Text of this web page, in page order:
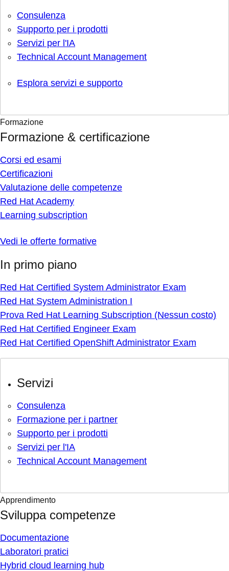
Consulenza
Supporto per i prodotti
Servizi per l'IA
Technical Account Management
Esplora servizi e supporto
Formazione
Formazione & certificazione
Corsi ed esami
Certificazioni
Valutazione delle competenze
Red Hat Academy
Learning subscription
Vedi le offerte formative
In primo piano
Red Hat Certified System Administrator Exam
Red Hat System Administration I
Prova Red Hat Learning Subscription (Nessun costo)
Red Hat Certified Engineer Exam
Red Hat Certified OpenShift Administrator Exam
Servizi
Consulenza
Formazione per i partner
Supporto per i prodotti
Servizi per l'IA
Technical Account Management
Apprendimento
Sviluppa competenze
Documentazione
Laboratori pratici
Hybrid cloud learning hub